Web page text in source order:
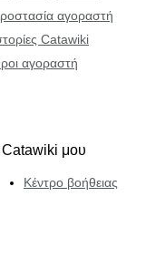
αγοραστή
Catawiki
αγοραστή
μου
Κέντρο βοήθειας